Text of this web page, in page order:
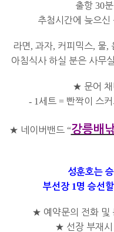
출항 30
추첨시간에 늦으신
라면, 과자, 커피믹스, 물,
아침식사 하실 분은 사무
★ 문어 채
- 1 세트 = 빤짝이 스커
★ 네이버밴드 “강릉배
성훈호는
부선장 1 명 승선
★ 예약문의 전화 및
★ 선장 부재